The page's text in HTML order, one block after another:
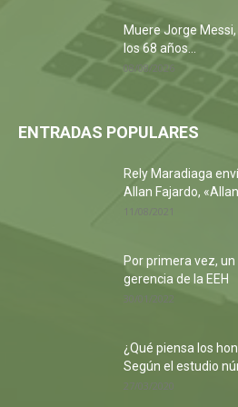
Muere Jorge
los 68 años...
08/08/2026
ENTRADAS POPULARES
Rely Maradiaga
Allan Fajardo,
11/08/2021
Por primera vez,
gerencia de la EEH
30/01/2022
¿Qué piensa los
Según el estudio
27/03/2020